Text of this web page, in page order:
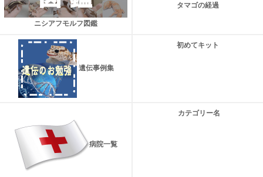
ニシアフモルフ図鑑
タマゴの経過
遺伝事例集
初めてキット
病院一覧
カテゴリー名